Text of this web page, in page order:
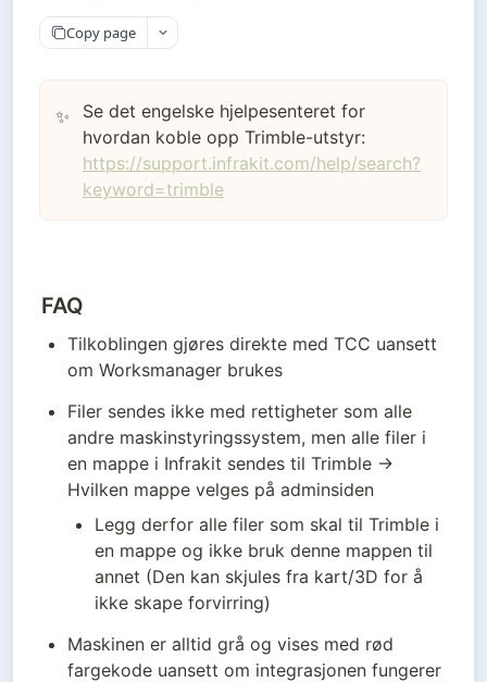
Copy page
✨
Se det engelske hjelpesenteret for
hvordan koble opp Trimble-utstyr:
https://support.infrakit.com/help/search?
keyword=trimble
FAQ
Tilkoblingen gjøres direkte med TCC uansett
om Worksmanager brukes
Filer sendes ikke med rettigheter som alle
andre maskinstyringssystem, men alle filer i
en mappe i Infrakit sendes til Trimble →
Hvilken mappe velges på adminsiden
Legg derfor alle filer som skal til Trimble i
en mappe og ikke bruk denne mappen til
annet (Den kan skjules fra kart/3D for å
ikke skape forvirring)
Maskinen er alltid grå og vises med rød
fargekode uansett om integrasjonen fungerer